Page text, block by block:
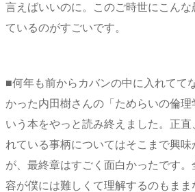
言えばいいのに。このご時世にこん
ているのがすごいです。
■何年も前からカバンの中に入れてて
かった内田樹さんの「ためらいの倫
いう本をやっと読み終えました。正
れている事柄についてはそこまで興
が、最終章はすごく面白かったです
容が僕には難しくて理解するのもまま